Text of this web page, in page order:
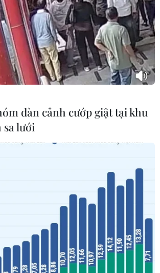
thi công đường Vành đai 1 đoạn
Hội đồng quản trị, Giám đốc Công
dàn cảnh cướp giật tại khu
sa lưới